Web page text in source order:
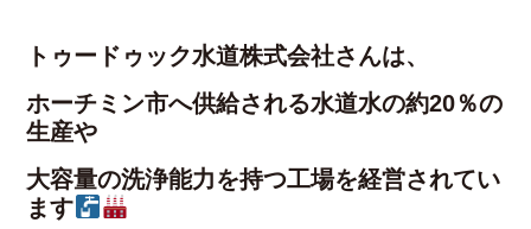
トゥードゥック水道株式会社さんは、
ホーチミン市へ供給される水道水の約20％の
生産や
大容量の洗浄能力を持つ工場を経営されてい
ます